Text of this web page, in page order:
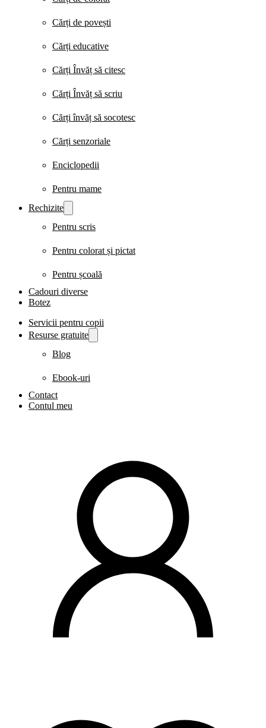
Cărți de povești
Cărți educative
Cărți Învăț să citesc
Cărți Învăț să scriu
Cărți învăț să socotesc
Cărți senzoriale
Enciclopedii
Pentru mame
Rechizite
Pentru scris
Pentru colorat și pictat
Pentru școală
Cadouri diverse
Botez
Servicii pentru copii
Resurse gratuite
Blog
Ebook-uri
Contact
Contul meu